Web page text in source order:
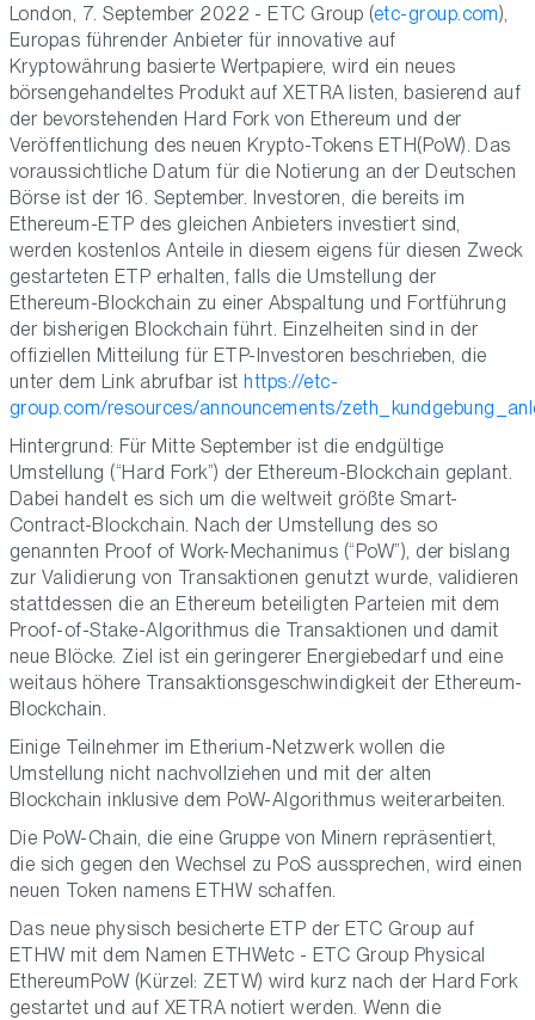
London, 7. September 2022 - ETC Group (etc-group.com),
Europas führender Anbieter für innovative auf
Kryptowährung basierte Wertpapiere, wird ein neues
börsengehandeltes Produkt auf XETRA listen, basierend auf
der bevorstehenden Hard Fork von Ethereum und der
Veröffentlichung des neuen Krypto-Tokens ETH(PoW). Das
voraussichtliche Datum für die Notierung an der Deutschen
Börse ist der 16. September. Investoren, die bereits im
Ethereum-ETP des gleichen Anbieters investiert sind,
werden kostenlos Anteile in diesem eigens für diesen Zweck
gestarteten ETP erhalten, falls die Umstellung der
Ethereum-Blockchain zu einer Abspaltung und Fortführung
der bisherigen Blockchain führt. Einzelheiten sind in der
offiziellen Mitteilung für ETP-Investoren beschrieben, die
unter dem Link abrufbar isthttps://etc-
group.com/resources/announcements/
Hintergrund: Für Mitte September ist die endgültige
Umstellung (“Hard Fork”) der Ethereum-Blockchain geplant.
Dabei handelt es sich um die weltweit größte Smart-
Contract-Blockchain. Nach der Umstellung des so
genannten Proof of Work-Mechanimus (“PoW”), der bislang
zur Validierung von Transaktionen genutzt wurde, validieren
stattdessen die an Ethereum beteiligten Parteien mit dem
Proof-of-Stake-Algorithmus die Transaktionen und damit
neue Blöcke. Ziel ist ein geringerer Energiebedarf und eine
weitaus höhere Transaktionsgeschwindigkeit der Ethereum-
Blockchain.
Einige Teilnehmer im Etherium-Netzwerk wollen die
Umstellung nicht nachvollziehen und mit der alten
Blockchain inklusive dem PoW-Algorithmus weiterarbeiten.
Die PoW-Chain, die eine Gruppe von Minern repräsentiert,
die sich gegen den Wechsel zu PoS aussprechen, wird einen
neuen Token namens ETHW schaffen.
Das neue physisch besicherte ETP der ETC Group auf
ETHW mit dem Namen ETHWetc - ETC Group Physical
EthereumPoW (Kürzel: ZETW) wird kurz nach der Hard Fork
gestartet und auf XETRA notiert werden. Wenn die